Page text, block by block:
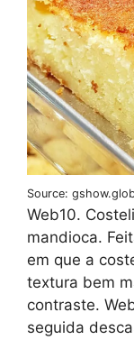
Source:
Web10.
mandioca.
em que a
textura bem
contraste.
seguida